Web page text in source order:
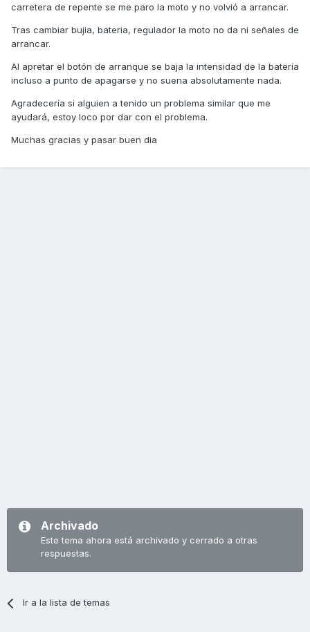
carretera de repente se me paro la moto y no volvió a arrancar.
Tras cambiar bujia, bateria, regulador la moto no da ni señales de
arrancar.
Al apretar el botón de arranque se baja la intensidad de la batería
incluso a punto de apagarse y no suena absolutamente nada.
Agradecería si alguien a tenido un problema similar que me
ayudará, estoy loco por dar con el problema.
Muchas gracias y pasar buen dia
Archivado
Este tema ahora está archivado y cerrado a otras
respuestas.
Ir a la lista de temas